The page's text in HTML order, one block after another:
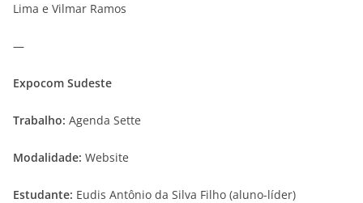
Lima e Vilmar Ramos
—
Expocom Sudeste
Trabalho: Agenda Sette
Modalidade: Website
Estudante: Eudis Antônio da Silva Filho (aluno-líder)